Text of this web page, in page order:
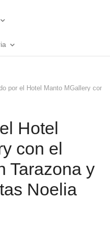
por el Hotel Manto MGallery con
Hotel
con el
Tarazona y
Noelia